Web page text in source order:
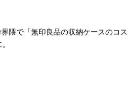
隈で「無印良品の収納ケースのコ